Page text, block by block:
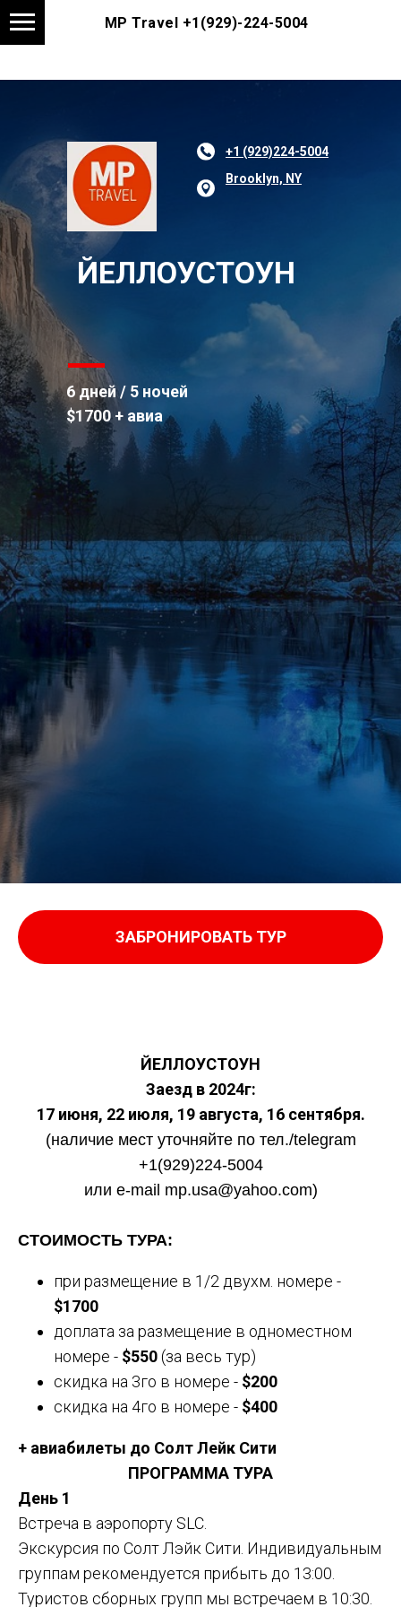
MP Travel +1(929)-224-5004
6 дней / 5 ночей
$1700 + авиа
Brooklyn, NY
+1 (929)224-5004
ЙЕЛЛОУСТОУН
ЗАБРОНИРОВАТЬ ТУР
ЙЕЛЛОУСТОУН
Заезд в 2024г:
17 июня, 22 июля, 19 августа, 16 сентября.
(наличие мест уточняйте по тел./telegram
+1(929)224-5004
или e-mail mp.usa@yahoo.com)
СТОИМОСТЬ ТУРА:
при размещение в 1/2 двухм. номере -
$1700
доплата за размещение в одноместном
номере - $550(за весь тур)
скидка на 3го в номере - $200
скидка на 4го в номере - $400
+ авиабилеты до Солт Лейк Сити
ПРОГРАММА ТУРА
День 1
Встреча в аэропорту SLC.
Экскурсия по Солт Лэйк Сити. Индивидуальным
группам рекомендуется прибыть до 13:00.
Туристов сборных групп мы встречаем в 10:30.